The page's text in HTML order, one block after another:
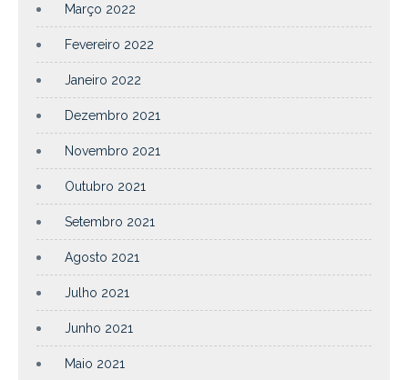
Março 2022
Fevereiro 2022
Janeiro 2022
Dezembro 2021
Novembro 2021
Outubro 2021
Setembro 2021
Agosto 2021
Julho 2021
Junho 2021
Maio 2021